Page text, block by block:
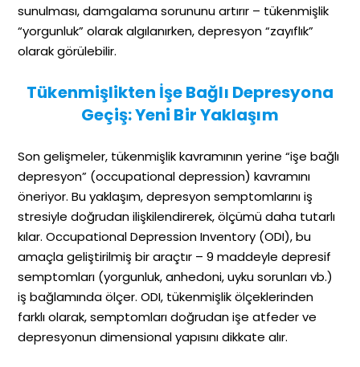
sunulması, damgalama sorununu artırır – tükenmişlik
“yorgunluk” olarak algılanırken, depresyon “zayıflık”
olarak görülebilir.
Tükenmişlikten İşe Bağlı Depresyona
Geçiş: Yeni Bir Yaklaşım
Son gelişmeler, tükenmişlik kavramının yerine “işe bağlı
depresyon” (occupational depression) kavramını
öneriyor. Bu yaklaşım, depresyon semptomlarını iş
stresiyle doğrudan ilişkilendirerek, ölçümü daha tutarlı
kılar. Occupational Depression Inventory (ODI), bu
amaçla geliştirilmiş bir araçtır – 9 maddeyle depresif
semptomları (yorgunluk, anhedoni, uyku sorunları vb.)
iş bağlamında ölçer. ODI, tükenmişlik ölçeklerinden
farklı olarak, semptomları doğrudan işe atfeder ve
depresyonun dimensional yapısını dikkate alır.